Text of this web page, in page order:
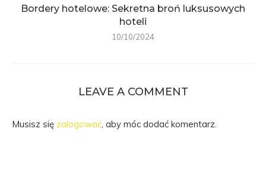
Bordery hotelowe: Sekretna broń luksusowych
hoteli
10/10/2024
LEAVE A COMMENT
Musisz się zalogować, aby móc dodać komentarz.